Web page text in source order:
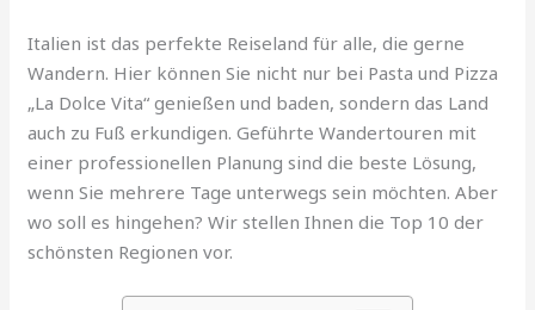
Italien ist das perfekte Reiseland für alle, die gerne
Wandern. Hier können Sie nicht nur bei Pasta und Pizza
„La Dolce Vita“ genießen und baden, sondern das Land
auch zu Fuß erkundigen. Geführte Wandertouren mit
einer professionellen Planung sind die beste Lösung,
wenn Sie mehrere Tage unterwegs sein möchten. Aber
wo soll es hingehen? Wir stellen Ihnen die Top 10 der
schönsten Regionen vor.